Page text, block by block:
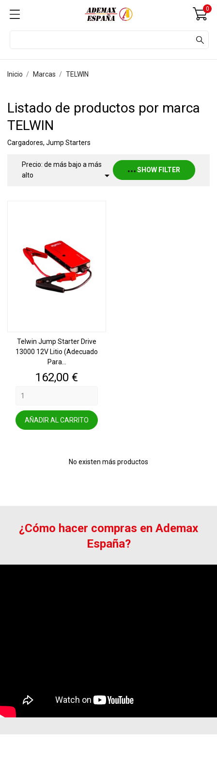
0
Inicio Marcas TELWIN
Listado de productos por marca
TELWIN
Cargadores, Jump Starters
Precio: de más bajo a más
alto
 SHOW FILTER
Telwin Jump Starter Drive
13000 12V Litio (adecuado
Para...
Precio
162,00 €
AÑADIR AL CARRITO
No existen más productos
¿Cómo hacer compras en Ademax
España?